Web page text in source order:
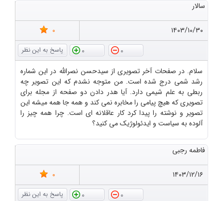
سالار
۱۴۰۳/۱۰/۳۰
0
0
0
سلام. در صفحات آخر تصویری از سیدحسن نصرالله در این شماره
رشد شمی درج شده است. من متوجه نشدم که این تصویر چه
ربطی به علم شیمی دارد. آیا هدر دادن دو صفحه از مجله برای
تصویری که هیچ پیامی را مخابره نمی کند و همه جا همه میشه این
تصویر و نوشته را پیدا کرد کار عاقلانه ای است. چرا همه چیز را
آلوده به سیاست و ایدئولوژیک می کنید؟
فاطمه رجبی
۱۴۰۳/۱۲/۱۶
0
0
0